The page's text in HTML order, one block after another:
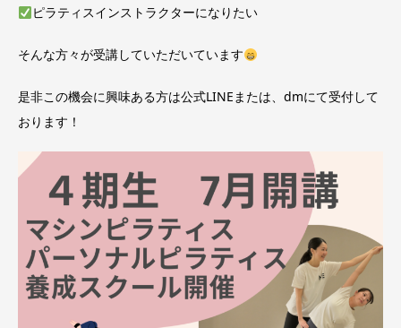
ピラティスインストラクターになりたい
そんな方々が受講していただいています
是非この機会に興味ある方は公式LINEまたは、dmにて受付して
おります！